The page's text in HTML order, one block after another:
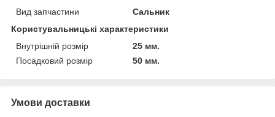
Вид запчастини
Сальник
Користувальницькі характеристики
Внутрішній розмір
25 мм.
Посадковий розмір
50 мм.
Умови доставки